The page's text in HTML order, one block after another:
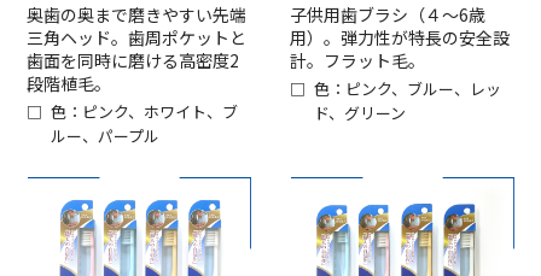
奥歯の奥まで磨きやすい先端
三角ヘッド。歯周ポケットと
歯面を同時に磨ける高密度2
段階植毛。
色：ピンク、ホワイト、ブ
ルー、パープル
子供用歯ブラシ（４～6歳
用）。弾力性が特長の安全設
計。フラット毛。
色：ピンク、ブルー、レッ
ド、グリーン